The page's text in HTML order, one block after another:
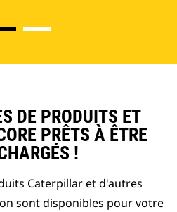
DE PRODUITS ET
PRÊTS À ÊTRE
!
Caterpillar et d'autres
sont disponibles pour votre